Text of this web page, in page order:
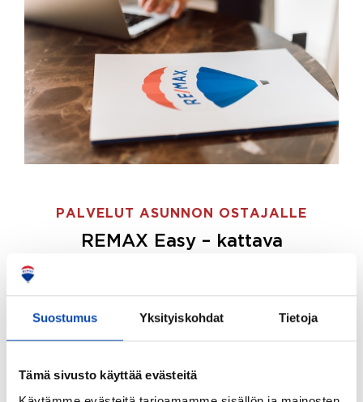
Suostumus Yksityiskohdat Tietoja
Tämä sivusto käyttää evästeitä
PALVELUT ASUNNON OSTAJALLE
REMAX Easy – kattava
ostajille.
Tee ostotoimeksianto ja etsimme juuri